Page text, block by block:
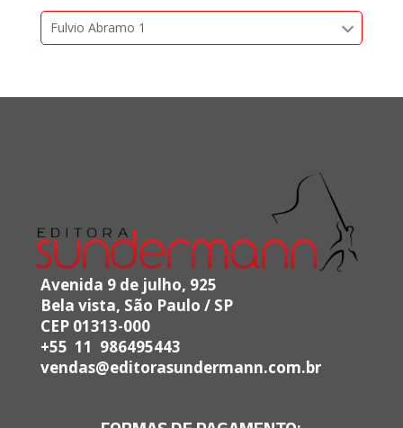
Fulvio Abramo 1
Avenida 9 de julho, 925
Bela vista, São Paulo / SP
CEP 01313-000
+55 11 986495443
vendas@editorasundermann.com.br